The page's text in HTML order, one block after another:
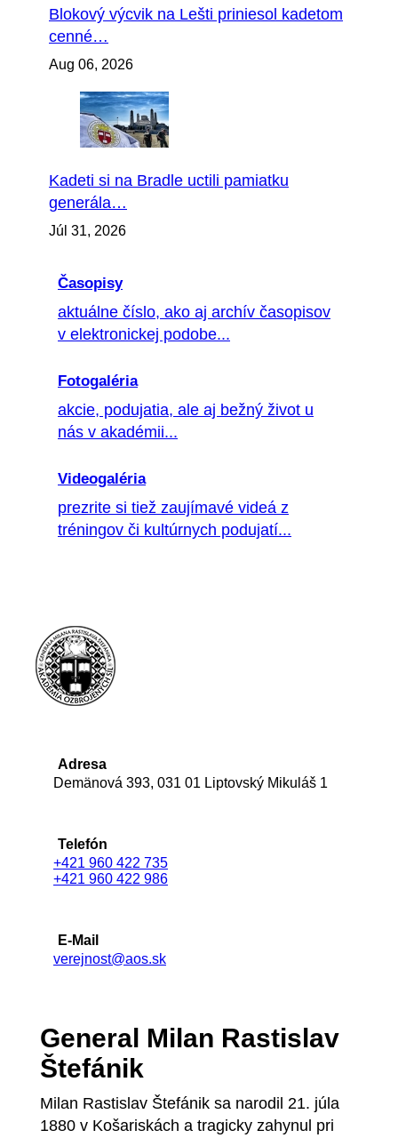
Blokový výcvik na Lešti priniesol kadetom
cenné…
Aug 06, 2026
Kadeti si na Bradle uctili pamiatku
generála…
Júl 31, 2026
Časopisy
aktuálne číslo, ako aj archív časopisov
v elektronickej podobe...
Fotogaléria
akcie, podujatia, ale aj bežný život u
nás v akadémii...
Videogaléria
prezrite si tiež zaujímavé videá z
tréningov či kultúrnych podujatí...
Adresa
Demänová 393, 031 01 Liptovský Mikuláš 1
Telefón
+421 960 422 735
+421 960 422 986
E-Mail
verejnost@aos.sk
General Milan Rastislav
Štefánik
Milan Rastislav Štefánik sa narodil 21. júla
1880 v Košariskách a tragicky zahynul pri